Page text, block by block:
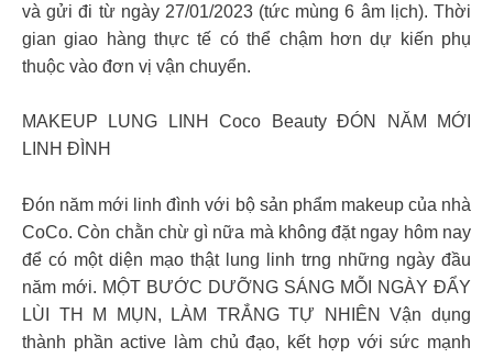
và gửi đi từ ngày 27/01/2023 (tức mùng 6 âm lịch). Thời
gian giao hàng thực tế có thể chậm hơn dự kiến phụ
thuộc vào đơn vị vận chuyển.
MAKEUP LUNG LINH Coco Beauty ĐÓN NĂM MỚI
LINH ĐÌNH
Đón năm mới linh đình với bộ sản phẩm makeup của nhà
CoCo. Còn chằn chừ gì nữa mà không đặt ngay hôm nay
để có một diện mạo thật lung linh trng những ngày đầu
năm mới. MỘT BƯỚC DƯỠNG SÁNG MỖI NGÀY ĐẨY
LÙI TH M MỤN, LÀM TRẮNG TỰ NHIÊN Vận dụng
thành phần active làm chủ đạo, kết hợp với sức mạnh